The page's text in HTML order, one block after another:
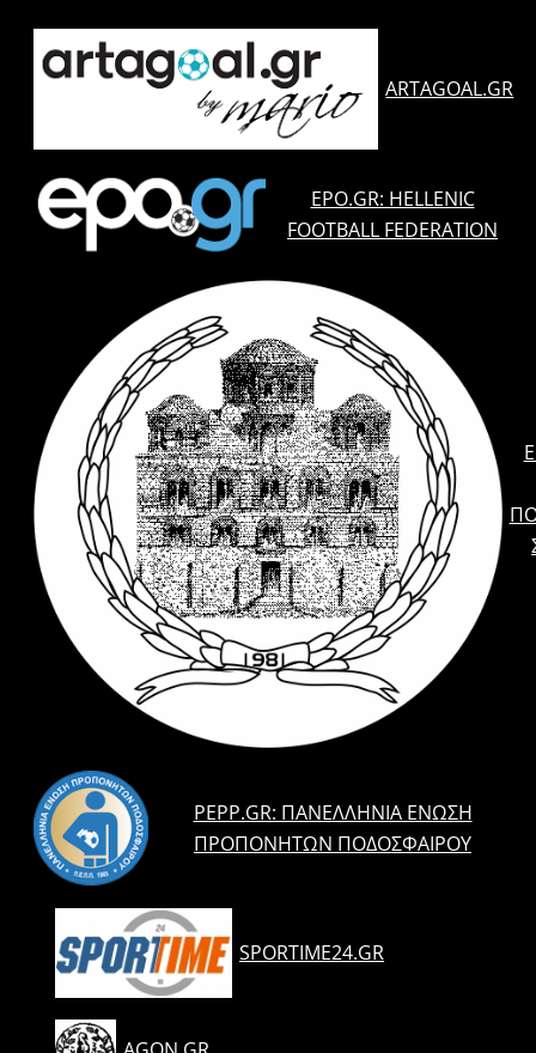
ARTAGOAL.GR
EPO.GR: HELLENIC
FOOTBALL FEDERATION
PEPP.GR: ΠΑΝΕΛΛΉΝΙΑ ΈΝΩΣΗ
ΠΡΟΠΟΝΗΤΏΝ ΠΟΔΟΣΦΑΊΡΟΥ
SPORTIME24.GR